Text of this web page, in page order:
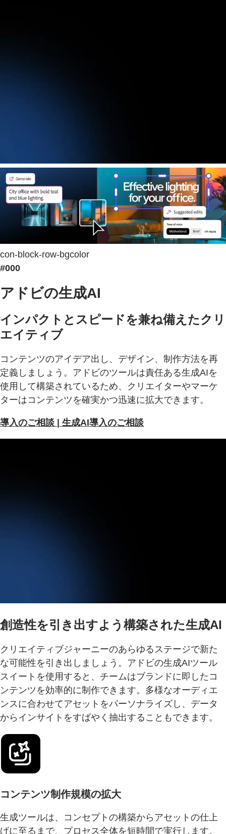
con-block-row-bgcolor
#000
アドビの生成AI
インパクトとスピードを兼ね備えたクリ
エイティブ
コンテンツのアイデア出し、デザイン、制作方法を再
定義しましょう。アドビのツールは責任ある生成AIを
使用して構築されているため、クリエイターやマーケ
ターはコンテンツを確実かつ迅速に拡大できます。
導入のご相談 | 生成AI導入のご相談
創造性を引き出すよう構築された生成AI
クリエイティブジャーニーのあらゆるステージで新た
な可能性を引き出しましょう。アドビの生成AIツール
スイートを使用すると、チームはブランドに即したコ
ンテンツを効率的に制作できます。多様なオーディエ
ンスに合わせてアセットをパーソナライズし、データ
からインサイトをすばやく抽出することもできます。
コンテンツ制作規模の拡大
生成ツールは、コンセプトの構築からアセットの仕上
げに至るまで、プロセス全体を短時間で実行します。